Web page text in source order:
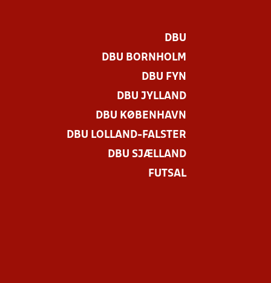
DBU
DBU BORNHOLM
DBU FYN
DBU JYLLAND
DBU KØBENHAVN
DBU LOLLAND-FALSTER
DBU SJÆLLAND
FUTSAL